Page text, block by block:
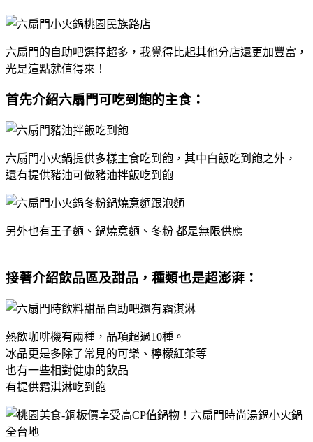
六扇門的自助吧選擇超多，我覺得比起其他分店還更加豐富，
光是這點就值得來！
首先介紹六扇門可吃到飽的主食 ：
六扇門小火鍋提供多樣主食吃到飽，其中白飯吃到飽之外，
還有提供豬油可做豬油拌飯吃到飽
另外也有王子麵、鍋燒意麵、冬粉 都是無限供應
接著介紹飲品區及甜品，種類也是超澎湃 ：
熱飲咖啡機有兩種，品項超過10種。
冰品更是多除了常見的可樂、檸檬紅茶等
也有一些相對健康的飲品
有提供霜淇淋吃到飽